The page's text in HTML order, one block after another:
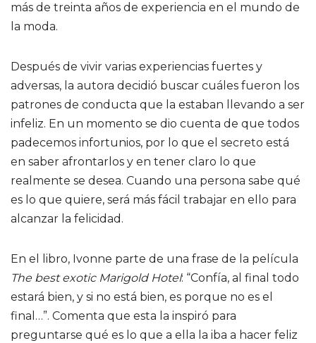
más de treinta años de experiencia en el mundo de
la moda.
Después de vivir varias experiencias fuertes y
adversas, la autora decidió buscar cuáles fueron los
patrones de conducta que la estaban llevando a ser
infeliz. En un momento se dio cuenta de que todos
padecemos infortunios, por lo que el secreto está
en saber afrontarlos y en tener claro lo que
realmente se desea. Cuando una persona sabe qué
es lo que quiere, será más fácil trabajar en ello para
alcanzar la felicidad.
En el libro, Ivonne parte de una frase de la película
The best exotic Marigold Hotel: “Confía, al final todo
estará bien, y si no está bien, es porque no es el
final…”. Comenta que esta la inspiró para
preguntarse qué es lo que a ella la iba a hacer feliz